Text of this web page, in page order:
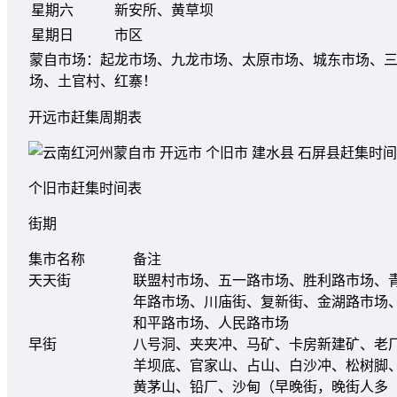
星期六
新安所、黄草坝
星期日
市区
蒙自市场：起龙市场、九龙市场、太原市场、城东市场、
场、土官村、红寨！
开远市赶集周期表
个旧市赶集时间表
街期
集市名称
备注
天天街
联盟村市场、五一路市场、胜利路市场、
年路市场、川庙街、复新街、金湖路市场、
和平路市场、人民路市场
早街
八号洞、夹夹冲、马矿、卡房新建矿、老
羊坝底、官家山、占山、白沙冲、松树脚、
黄茅山、铅厂、沙甸（早晚街，晚街人多